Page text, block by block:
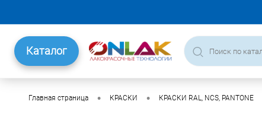
Каталог
Главная страница • КРАСКИ • КРАСКИ RAL, NCS, PANTONE